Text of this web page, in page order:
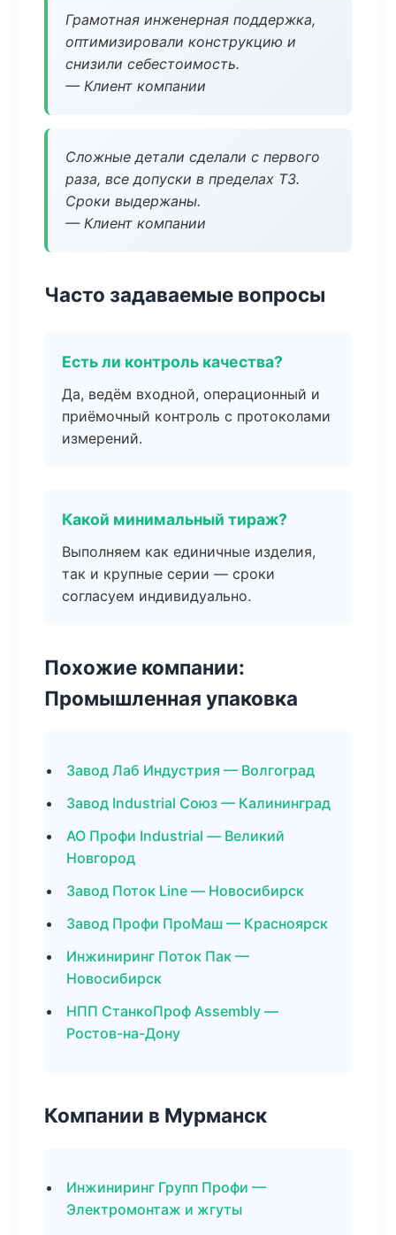
Грамотная инженерная поддержка,
оптимизировали конструкцию и
снизили себестоимость.
— Клиент компании
Сложные детали сделали с первого
раза, все допуски в пределах ТЗ.
Сроки выдержаны.
— Клиент компании
Часто задаваемые вопросы
Есть ли контроль качества?
Да, ведём входной, операционный и
приёмочный контроль с протоколами
измерений.
Какой минимальный тираж?
Выполняем как единичные изделия,
так и крупные серии — сроки
согласуем индивидуально.
Похожие компании:
Промышленная упаковка
Завод Лаб Индустрия — Волгоград
Завод Industrial Союз — Калининград
АО Профи Industrial — Великий
Новгород
Завод Поток Line — Новосибирск
Завод Профи ПроМаш — Красноярск
Инжиниринг Поток Пак —
Новосибирск
НПП СтанкоПроф Assembly —
Ростов-на-Дону
Компании в Мурманск
Инжиниринг Групп Профи —
Электромонтаж и жгуты